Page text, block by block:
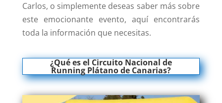
Carlos, o simplemente deseas saber más sobre
este emocionante evento, aquí encontrarás
toda la información que necesitas.
¿Qué es el Circuito Nacional de
Running Plátano de Canarias?